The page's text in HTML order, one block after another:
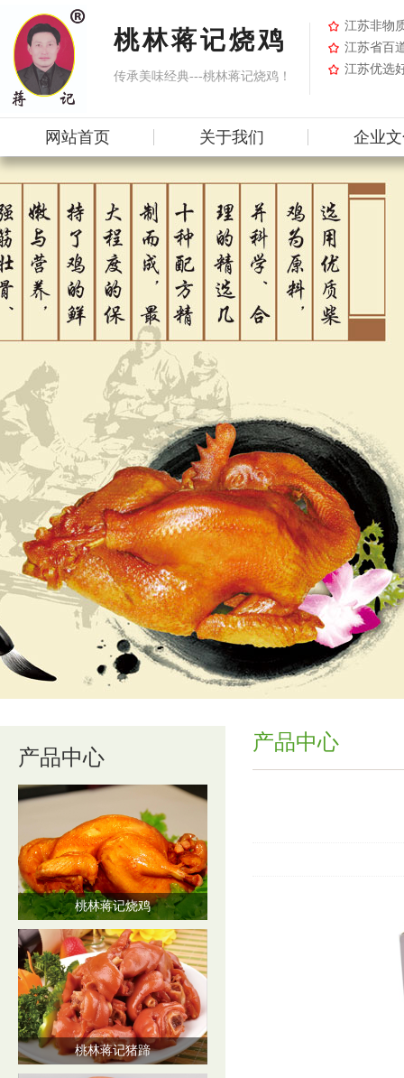
桃林蒋记烧鸡
传承美味经典---桃林蒋记烧鸡！
江苏非物
江苏省百
江苏优选
网站首页 关于我们 企业
产品中心
产品中心
桃林蒋记烧鸡
桃林蒋记猪蹄